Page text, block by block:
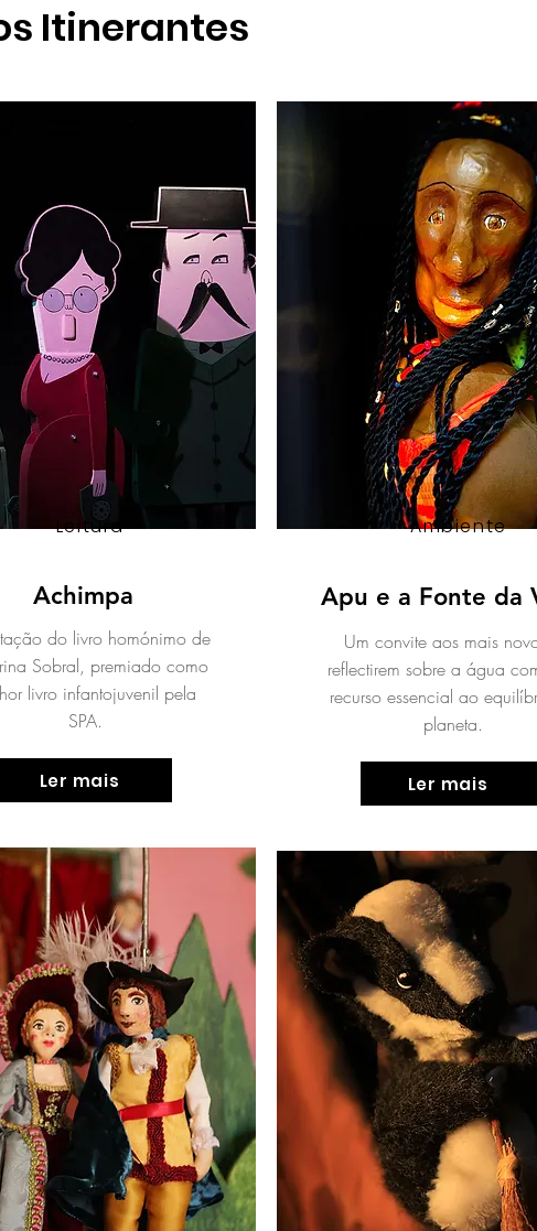
Itinerantes
Leitura
Achimpa
do livro homónimo de
Sobral, premiado como
livro infantojuvenil pela
SPA.
Ler mais
Ambiente
Apu e a Fonte da
Um convite aos mais
reflectirem sobre a água
recurso essencial ao
planeta.
Ler mais